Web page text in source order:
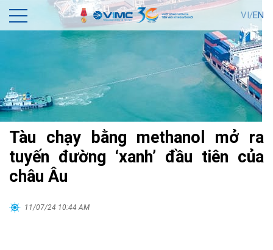
VI/EN
Tàu chạy bằng methanol mở ra
tuyến đường ‘xanh’ đầu tiên của
châu Âu
11/07/24 10:44 AM